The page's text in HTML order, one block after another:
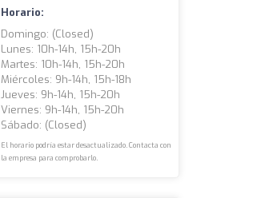
Horario:
Domingo: (closed)
Lunes: 10h-14h, 15h-20h
Martes: 10h-14h, 15h-20h
Miércoles: 9h-14h, 15h-18h
Jueves: 9h-14h, 15h-20h
Viernes: 9h-14h, 15h-20h
Sábado: (closed)
El horario podría estar desactualizado. Contacta con
la empresa para comprobarlo.